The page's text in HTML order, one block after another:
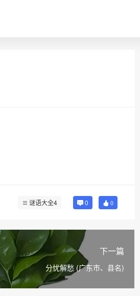
谜语大全4 0 0
下一篇
分忧解愁 (广东市、县名)